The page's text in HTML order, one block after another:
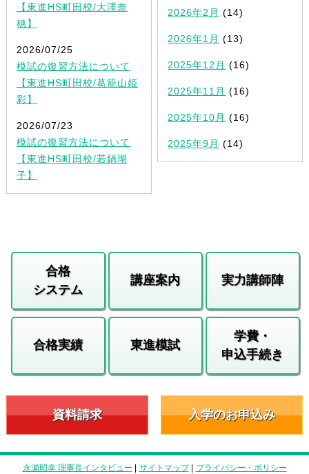
【東進HS町田校/大澤奈
穂】
2026/07/25
模試の復習方法について
【東進HS町田校/葛籠山姫
彩】
2026/07/23
模試の復習方法について
【東進HS町田校/若鍋瑚
子】
2026年2月 (14)
2026年1月 (13)
2025年12月 (16)
2025年11月 (16)
2025年10月 (16)
2025年9月 (14)
合格
システム
講座案内 実力講師陣
合格実績 東進模試
学費・
申込手続き
資料請求 入学のお申込み
永瀬昭幸 理事長インタビュー | サイトマップ| プライバシー・ポリシー